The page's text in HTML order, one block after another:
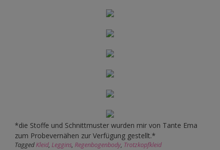
*die Stoffe und Schnittmuster wurden mir von Tante Ema
zum Probevernähen zur Verfügung gestellt.*
TaggedKleid, Leggins, Regenbogenbody, Trotzkopfkleid